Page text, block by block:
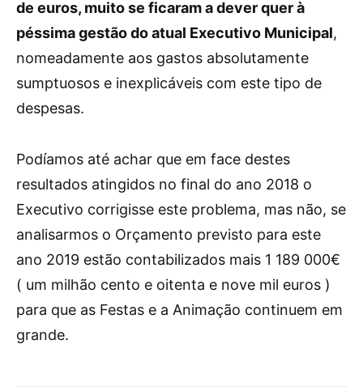
de euros, muito se ficaram a dever quer à
péssima gestão do atual Executivo Municipal,
nomeadamente aos gastos absolutamente
sumptuosos e inexplicáveis com este tipo de
despesas.
Podíamos até achar que em face destes
resultados atingidos no final do ano 2018 o
Executivo corrigisse este problema, mas não, se
analisarmos o Orçamento previsto para este
ano 2019 estão contabilizados mais 1 189 000€
( um milhão cento e oitenta e nove mil euros )
para que as Festas e a Animação continuem em
grande.